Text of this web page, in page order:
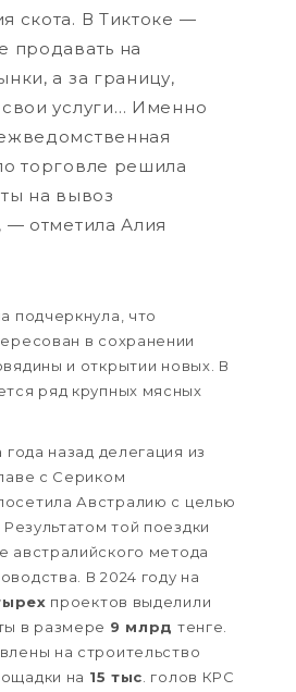
скота. В Тиктоке —
продавать на
а за границу,
услуги… Именно
торговле решила
на вывоз
— отметила Алия
подчеркнула, что
в сохранении
и открытии новых. В
ряд крупных мясных
года назад делегация из
с Сериком
Австралию с целью
Результатом той поездки
австралийского метода
В 2024 году на
проектов выделили
в размере 9 млрд тенге.
на строительство
на 15 тыс. голов КРС